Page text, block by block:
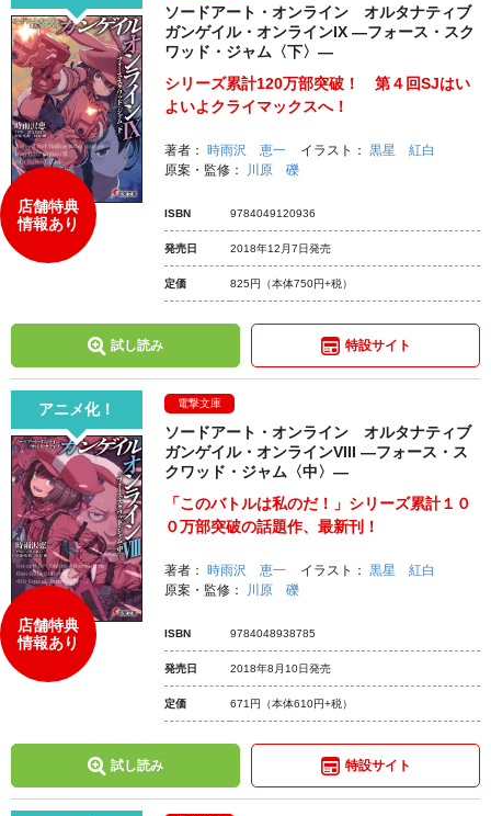
店舗特典
情報あり
ソードアート・オンライン オルタナティブ
ガンゲイル・オンラインIX ―フォース・スク
ワッド・ジャム〈下〉―
シリーズ累計120万部突破！ 第４回SJはい
よいよクライマックスへ！
著者： 時雨沢 恵一 イラスト： 黒星 紅白
原案・監修：
川原 礫
ISBN 9784049120936
発売日 2018年12月7日発売
定価 825円 （本体750円+税）
試し読み 特設サイト
アニメ化！
店舗特典
情報あり
電撃文庫
ソードアート・オンライン オルタナティブ
ガンゲイル・オンラインVIII ―フォース・ス
クワッド・ジャム〈中〉―
「このバトルは私のだ！」シリーズ累計１０
０万部突破の話題作、最新刊！
著者： 時雨沢 恵一 イラスト： 黒星 紅白
原案・監修：
川原 礫
ISBN 9784048938785
発売日 2018年8月10日発売
定価 671円 （本体610円+税）
試し読み 特設サイト